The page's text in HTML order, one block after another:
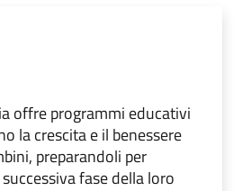
offre programmi educativi
la crescita e il benessere
preparandoli per
fase della loro